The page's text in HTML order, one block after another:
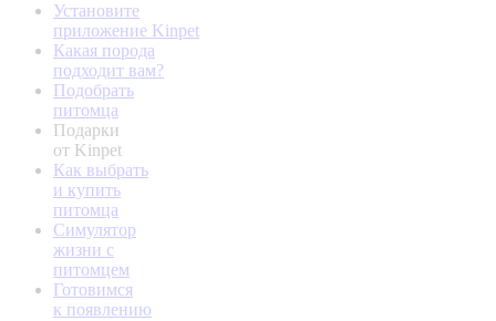
Установите
приложение Kinpet
Какая порода
подходит вам?
Подобрать
питомца
Подарки
от Kinpet
Как выбрать
и купить
питомца
Симулятор
жизни с
питомцем
Готовимся
к появлению